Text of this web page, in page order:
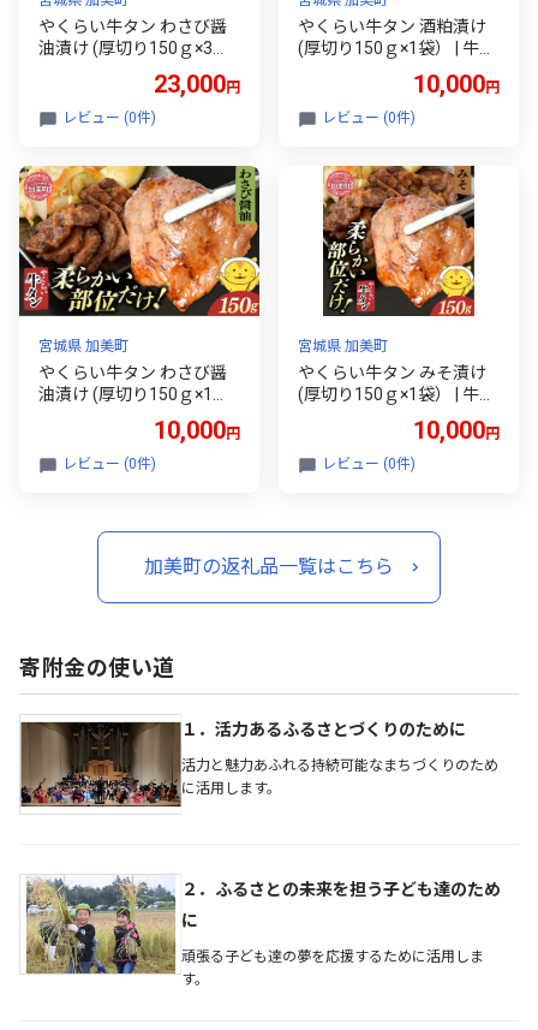
やくらい牛タン わさび醤
油漬け (厚切り150ｇ×3
り 味付け 焼肉 BBQ バーベ
キュー やくらい 食べ比べ
23,000円
レビュー (0件)
やくらい牛タン 酒粕漬け
(厚切り150ｇ×1袋） | 牛タ
肉 BBQ バーベキュー やく
らい 食べ比べ 冷凍 おつま
10,000円
レビュー (0件)
宮城県 加美町
やくらい牛タン わさび醤
油漬け (厚切り150ｇ×1
り 味付け 焼肉 BBQ バーベ
キュー やくらい 食べ比べ
10,000円
レビュー (0件)
宮城県 加美町
やくらい牛タン みそ漬け
(厚切り150ｇ×1袋） | 牛タ
肉 BBQ バーベキュー やく
らい 食べ比べ 冷凍 おつま
10,000円
レビュー (0件)
加美町の返礼品一覧はこちら
寄附金の使い道
１．活力あるふるさとづくりのために
活力と魅力あふれる持続可能なまちづくりのため
に活用します。
２．ふるさとの未来を担う子ども達のため
に
頑張る子ども達の夢を応援するために活用しま
す。